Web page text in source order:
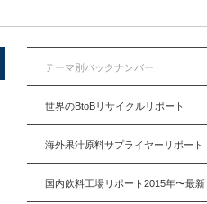
テーマ別バックナンバー
世界のBtoBリサイクルリポート
海外果汁原料サプライヤーリポート
国内飲料工場リポート2015年〜最新